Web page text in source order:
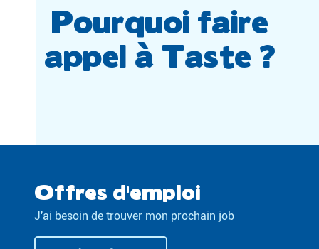
Pourquoi faire
appel à Taste ?
Offres d'emploi
J'ai besoin de trouver mon prochain job